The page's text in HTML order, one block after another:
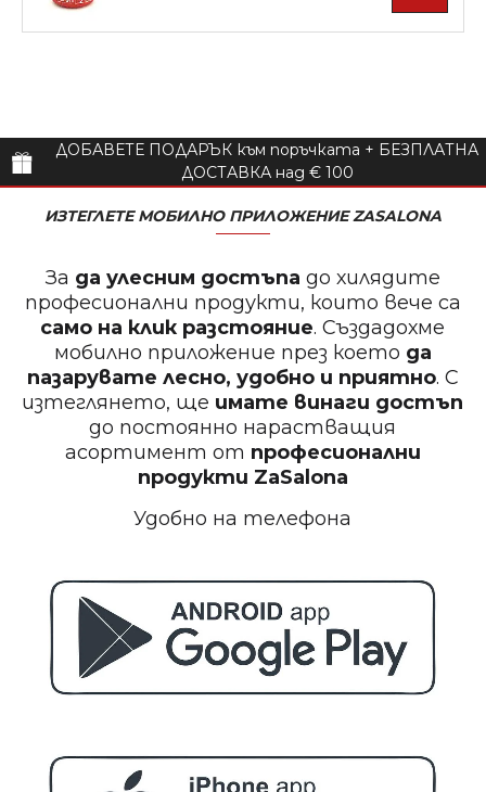
ДОБАВЕТЕ ПОДАРЪК към поръчката + БЕЗПЛАТНА
ДОСТАВКА над € 100
ИЗТЕГЛЕТЕ МОБИЛНО ПРИЛОЖЕНИЕ ZASALONA
За да улесним достъпа до хилядите
професионални продукти, които вече са
само на клик разстояние. Създадохме
мобилно приложение през което да
пазарувате лесно, удобно и приятно. С
изтеглянето, ще имате винаги достъп
до постоянно нарастващия
асортимент от професионални
продукти ZaSalona
Удобно на телефона